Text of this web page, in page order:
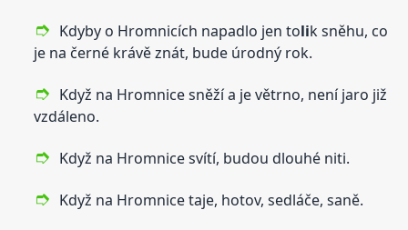
Kdyby o Hromnicích napadlo jen tolik sněhu, co
je na černé krávě znát, bude úrodný rok.
Když na Hromnice sněží a je větrno, není jaro již
vzdáleno.
Když na Hromnice svítí, budou dlouhé niti.
Když na Hromnice taje, hotov, sedláče, saně.